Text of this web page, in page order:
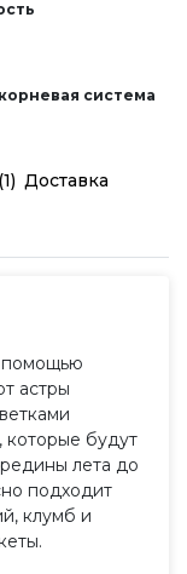
система
Доставка
помощью
астры
которые будут
лета до
подходит
клумб и